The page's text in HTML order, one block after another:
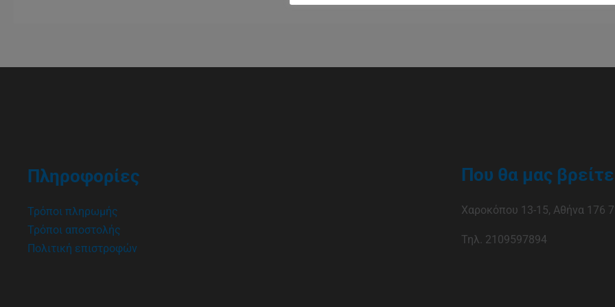
Πληροφορίες
Τρόποι πληρωμής
Τρόποι αποστολής
Πολιτική επιστροφών
Που θα μας βρείτε
Χαροκόπου 13-15, Αθήνα 176
Τηλ. 2109597894